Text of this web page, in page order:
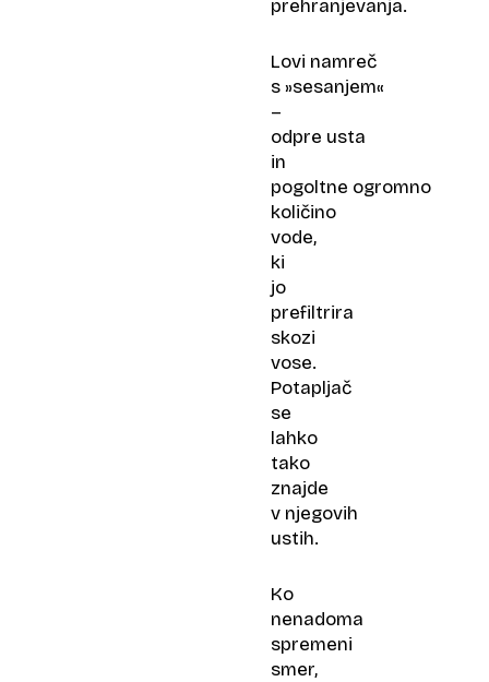
prehranjevanja.
Lovi namreč
s »sesanjem«
–
odpre usta
in
pogoltne ogromno
količino
vode,
ki
jo
prefiltrira
skozi
vose.
Potapljač
se
lahko
tako
znajde
v njegovih
ustih.
Ko
nenadoma
spremeni
smer,